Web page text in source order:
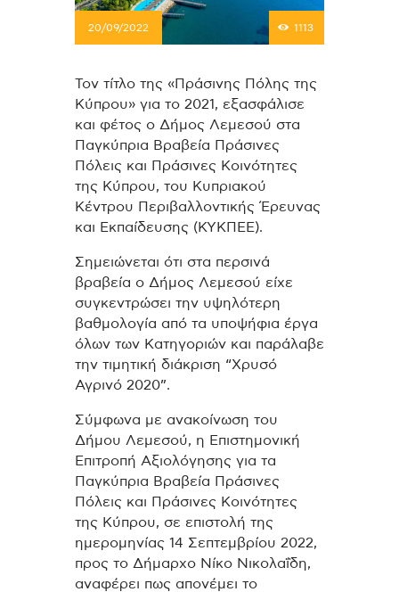
20/09/2022 1113
Τον τίτλο της «Πράσινης Πόλης της
Κύπρου» για το 2021, εξασφάλισε
και φέτος ο Δήμος Λεμεσού στα
Παγκύπρια Βραβεία Πράσινες
Πόλεις και Πράσινες Κοινότητες
της Κύπρου, του Κυπριακού
Κέντρου Περιβαλλοντικής Έρευνας
και Εκπαίδευσης (ΚΥΚΠΕΕ).
Σημειώνεται ότι στα περσινά
βραβεία ο Δήμος Λεμεσού είχε
συγκεντρώσει την υψηλότερη
βαθμολογία από τα υποψήφια έργα
όλων των Κατηγοριών και παράλαβε
την τιμητική διάκριση “Χρυσό
Αγρινό 2020”.
Σύμφωνα με ανακοίνωση του
Δήμου Λεμεσού, η Επιστημονική
Επιτροπή Αξιολόγησης για τα
Παγκύπρια Βραβεία Πράσινες
Πόλεις και Πράσινες Κοινότητες
της Κύπρου, σε επιστολή της
ημερομηνίας 14 Σεπτεμβρίου 2022,
προς το Δήμαρχο Νίκο Νικολαΐδη,
αναφέρει πως απονέμει το